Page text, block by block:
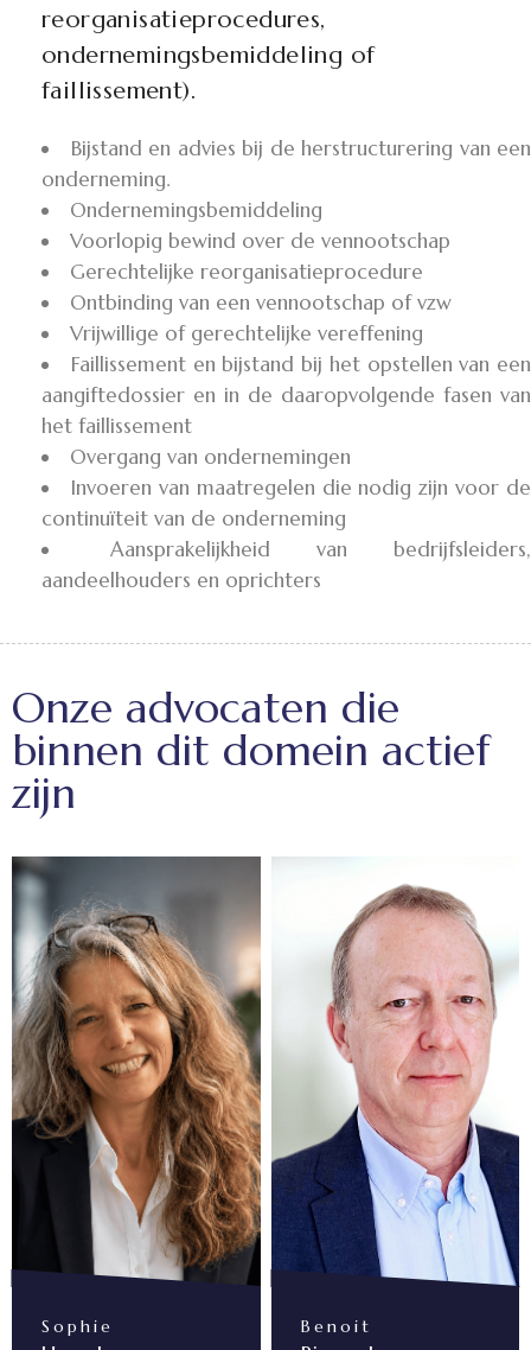
reorganisatieprocedures,
ondernemingsbemiddeling of
faillissement).
Bijstand en advies bij de herstructurering van een
onderneming.
Ondernemingsbemiddeling
Voorlopig bewind over de vennootschap
Gerechtelijke reorganisatieprocedure
Ontbinding van een vennootschap of vzw
Vrijwillige of gerechtelijke vereffening
Faillissement en bijstand bij het opstellen van een
aangiftedossier en in de daaropvolgende fasen van
het faillissement
Overgang van ondernemingen
Invoeren van maatregelen die nodig zijn voor de
continuïteit van de onderneming
Aansprakelijkheid van bedrijfsleiders,
aandeelhouders en oprichters
Onze advocaten die
binnen dit domein actief
zijn
Sophie Benoit